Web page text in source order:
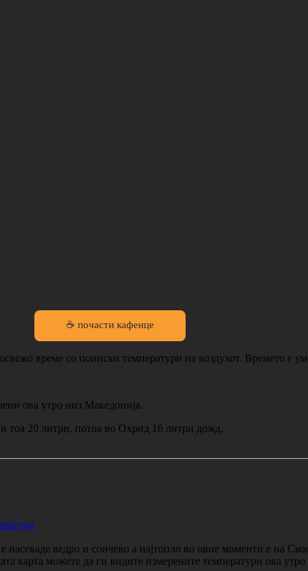
☕ почасти кафенце
време со пониски температури на воздухот. Времето е
ова утро низ Македонија.
тоа 20 литри, потоа во Охрид 16 литри дожд.
ведро и сончево а најтопло во овие моменти е на
карта можете да ги видите измерените температури ова